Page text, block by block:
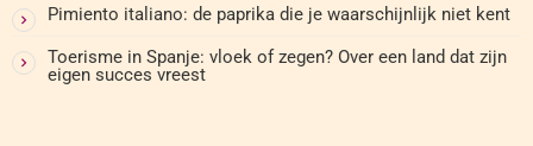
Pimiento italiano: de paprika die je waarschijnlijk niet kent
Toerisme in Spanje: vloek of zegen? Over een land dat zijn
eigen succes vreest